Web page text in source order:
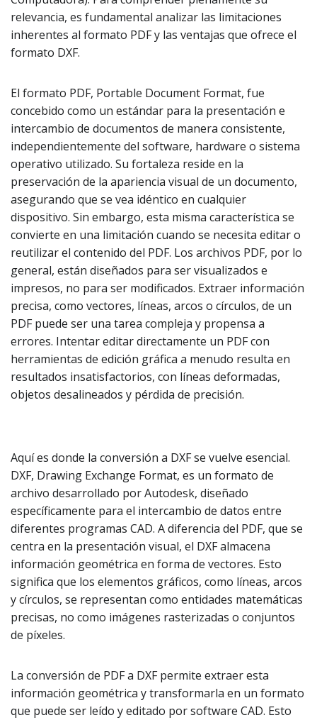
relevancia, es fundamental analizar las limitaciones
inherentes al formato PDF y las ventajas que ofrece el
formato DXF.
El formato PDF, Portable Document Format, fue
concebido como un estándar para la presentación e
intercambio de documentos de manera consistente,
independientemente del software, hardware o sistema
operativo utilizado. Su fortaleza reside en la
preservación de la apariencia visual de un documento,
asegurando que se vea idéntico en cualquier
dispositivo. Sin embargo, esta misma característica se
convierte en una limitación cuando se necesita editar o
reutilizar el contenido del PDF. Los archivos PDF, por lo
general, están diseñados para ser visualizados e
impresos, no para ser modificados. Extraer información
precisa, como vectores, líneas, arcos o círculos, de un
PDF puede ser una tarea compleja y propensa a
errores. Intentar editar directamente un PDF con
herramientas de edición gráfica a menudo resulta en
resultados insatisfactorios, con líneas deformadas,
objetos desalineados y pérdida de precisión.
Aquí es donde la conversión a DXF se vuelve esencial.
DXF, Drawing Exchange Format, es un formato de
archivo desarrollado por Autodesk, diseñado
específicamente para el intercambio de datos entre
diferentes programas CAD. A diferencia del PDF, que se
centra en la presentación visual, el DXF almacena
información geométrica en forma de vectores. Esto
significa que los elementos gráficos, como líneas, arcos
y círculos, se representan como entidades matemáticas
precisas, no como imágenes rasterizadas o conjuntos
de píxeles.
La conversión de PDF a DXF permite extraer esta
información geométrica y transformarla en un formato
que puede ser leído y editado por software CAD. Esto